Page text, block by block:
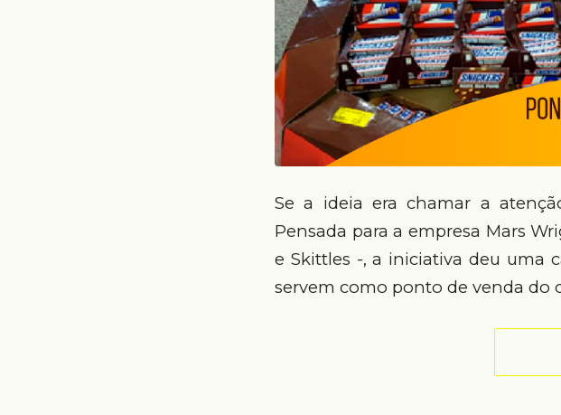
Se a ideia era chamar a
Pensada para a empresa Mars
e Skittles -, a iniciativa deu uma
servem como ponto de venda do